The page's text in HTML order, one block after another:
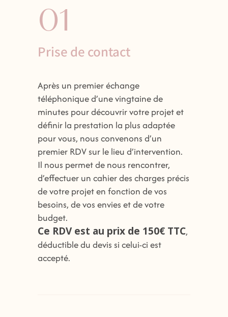
01
Prise de contact
Après un premier échange
téléphonique d’une vingtaine de
minutes pour découvrir votre projet et
définir la prestation la plus adaptée
pour vous, nous convenons d’un
premier RDV sur le lieu d’intervention.
Il nous permet de nous rencontrer,
d’effectuer un cahier des charges précis
de votre projet en fonction de vos
besoins, de vos envies et de votre
budget.
Ce RDV est au prix de 150€ TTC,
déductible du devis si celui-ci est
accepté.